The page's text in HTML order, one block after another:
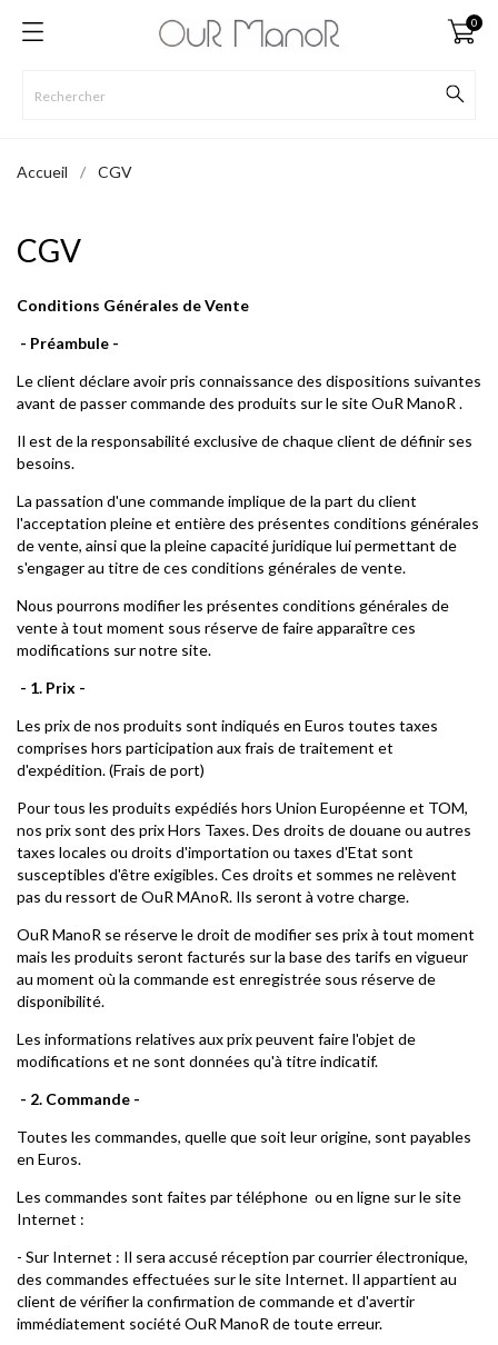
0
Accueil CGV
CGV
Conditions Générales de Vente
- Préambule -
Le client déclare avoir pris connaissance des dispositions suivantes
avant de passer commande des produits sur le site OuR ManoR .
Il est de la responsabilité exclusive de chaque client de définir ses
besoins.
La passation d'une commande implique de la part du client
l'acceptation pleine et entière des présentes conditions générales
de vente, ainsi que la pleine capacité juridique lui permettant de
s'engager au titre de ces conditions générales de vente.
Nous pourrons modifier les présentes conditions générales de
vente à tout moment sous réserve de faire apparaître ces
modifications sur notre site.
- 1. Prix -
Les prix de nos produits sont indiqués en Euros toutes taxes
comprises hors participation aux frais de traitement et
d'expédition. (Frais de port)
Pour tous les produits expédiés hors Union Européenne et TOM,
nos prix sont des prix Hors Taxes. Des droits de douane ou autres
taxes locales ou droits d'importation ou taxes d'Etat sont
susceptibles d'être exigibles. Ces droits et sommes ne relèvent
pas du ressort de OuR MAnoR. Ils seront à votre charge.
OuR ManoR se réserve le droit de modifier ses prix à tout moment
mais les produits seront facturés sur la base des tarifs en vigueur
au moment où la commande est enregistrée sous réserve de
disponibilité.
Les informations relatives aux prix peuvent faire l'objet de
modifications et ne sont données qu'à titre indicatif.
- 2. Commande -
Toutes les commandes, quelle que soit leur origine, sont payables
en Euros.
Les commandes sont faites par téléphone ou en ligne sur le site
Internet :
- Sur Internet : Il sera accusé réception par courrier électronique,
des commandes effectuées sur le site Internet. Il appartient au
client de vérifier la confirmation de commande et d'avertir
immédiatement société OuR ManoR de toute erreur.